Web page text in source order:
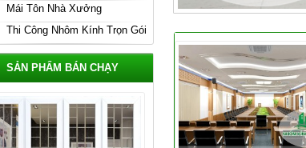
Mái Tôn Nhà Xưởng
Thi Công Nhôm Kính Trọn Gói
SẢN PHẨM BÁN CHẠY